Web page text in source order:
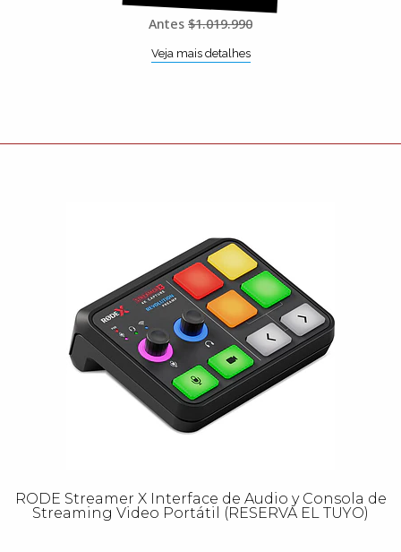
Antes $1.019.990
Veja mais detalhes
RODE Streamer X Interface de Audio y Consola de
Streaming Video Portátil (RESERVA EL TUYO)